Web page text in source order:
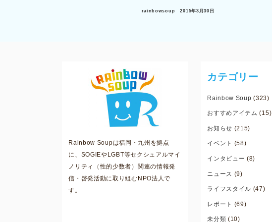
rainbowsoup 2015年3月30日
Rainbow Soupは福岡・九州を拠点
に、SOGIEやLGBT等セクシュアルマイ
ノリティ（性的少数者）関連の情報発
信・啓発活動に取り組むNPO法人で
す。
カテゴリー
Rainbow Soup (323)
おすすめアイテム (15)
お知らせ (215)
イベント (58)
インタビュー (8)
ニュース (9)
ライフスタイル (47)
レポート (69)
未分類 (10)